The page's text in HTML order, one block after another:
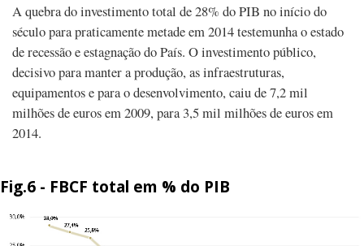
A quebra do investimento total de 28% do PIB no início do
século para praticamente metade em 2014 testemunha o estado
de recessão e estagnação do País. O investimento público,
decisivo para manter a produção, as infraestruturas,
equipamentos e para o desenvolvimento, caiu de 7,2 mil
milhões de euros em 2009, para 3,5 mil milhões de euros em
2014.
Fig.6 - FBCF total em % do PIB